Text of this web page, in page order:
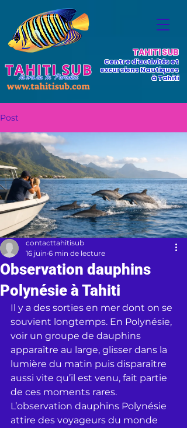
TAHITI SUB
Centre d'activités et
excursions Nautiques
à Tahiti
Post
Observation dauphins
Polynésie à Tahiti
contacttahitisub
16 juin 6 min de lecture
Il y a des sorties en mer dont on se
souvient longtemps. En Polynésie,
voir un groupe de dauphins
apparaître au large, glisser dans la
lumière du matin puis disparaître
aussi vite qu’il est venu, fait partie
de ces moments rares.
L’observation dauphins Polynésie
attire des voyageurs du monde